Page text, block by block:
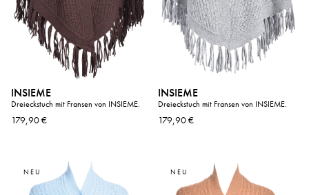
INSIEME
Dreieckstuch mit Fransen von INSIEME.
179,90 €
INSIEME
Dreieckstuch mit Fransen von INSIEME.
179,90 €
NEU NEU